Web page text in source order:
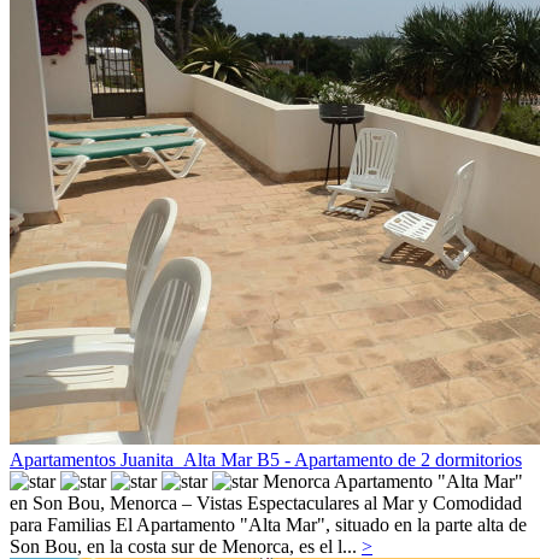
Apartamentos Juanita_Alta Mar B5 - Apartamento de 2 dormitorios
Menorca Apartamento "Alta Mar"
en Son Bou, Menorca – Vistas Espectaculares al Mar y Comodidad
para Familias El Apartamento "Alta Mar", situado en la parte alta de
Son Bou, en la costa sur de Menorca, es el l... >